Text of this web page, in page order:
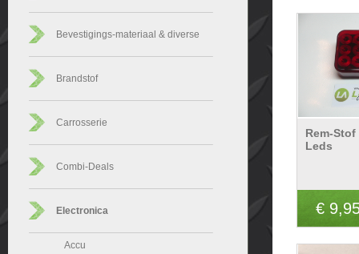
Bevestigings-materiaal & diverse
Brandstof
Carrosserie
Combi-Deals
Electronica
Accu
Rem-
Leds
€